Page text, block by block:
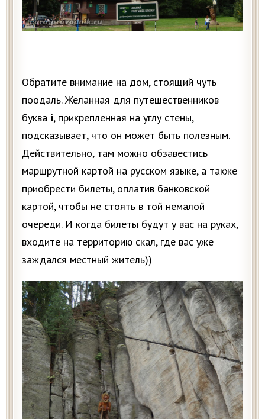
Обратите внимание на дом, стоящий чуть
поодаль. Желанная для путешественников
буква i, прикрепленная на углу стены,
подсказывает, что он может быть полезным.
Действительно, там можно обзавестись
маршрутной картой на русском языке, а также
приобрести билеты, оплатив банковской
картой, чтобы не стоять в той немалой
очереди. И когда билеты будут у вас на руках,
входите на территорию скал, где вас уже
заждался местный житель))